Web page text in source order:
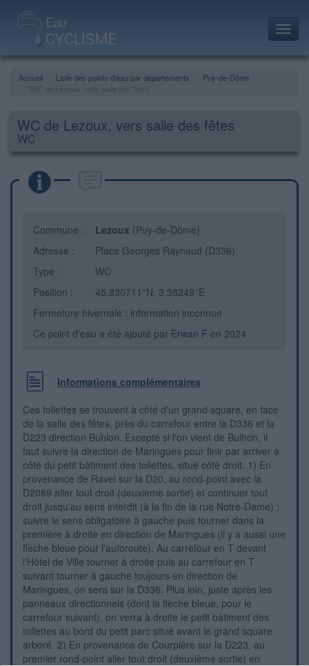
Accueil Liste des points d'eau par départements
Puy-de-Dôme
WC de Lezoux, vers salle des fêtes
WC
Commune : Lezoux (Puy-de-Dôme)
Adresse :
Place Georges Raynaud (D336)
Type :
WC
Position :
45.830711°N, 3.38249°E
Fermeture hivernale : information inconnue
Ce point d'eau a été ajouté par Erwan F en 2024
Informations complémentaires
Ces toilettes se trouvent à côté d'un grand square, en face
de la salle des fêtes, près du carrefour entre la D336 et la
D223 direction Buhlon. Excepté si l'on vient de Bulhon, il
faut suivre la direction de Maringues pour finir par arriver à
côté du petit bâtiment des toilettes, situé côté droit. 1) En
provenance de Ravel sur la D20, au rond-point avec la
D2089 aller tout droit (deuxième sortie) et continuer tout
droit jusqu'au sens interdit (à la fin de la rue Notre-Dame) :
suivre le sens obligatoire à gauche puis tourner dans la
première à droite en direction de Maringues (il y a aussi une
flèche bleue pour l'autoroute). Au carrefour en T devant
l'Hôtel de Ville tourner à droite puis au carrefour en T
suivant tourner à gauche toujours en direction de
Maringues, on sera sur la D336. Plus loin, juste après les
panneaux directionnels (dont la flèche bleue, pour le
carrefour suivant), on verra à droite le petit bâtiment des
toilettes au bord du petit parc situé avant le grand square
arboré. 2) En provenance de Courpière sur la D223, au
premier rond-point aller tout droit (deuxième sortie) en